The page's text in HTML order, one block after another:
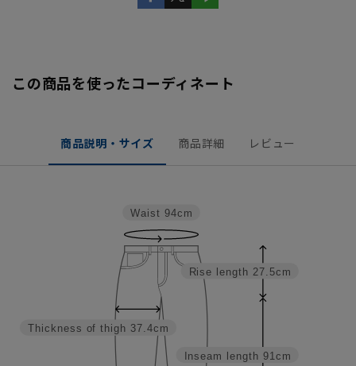
この商品を使ったコーディネート
商品説明・サイズ 商品詳細 レビュー
Inseam length 91cm
Rise length 27.5cm
Thickness of thigh 37.4cm
Waist 94cm